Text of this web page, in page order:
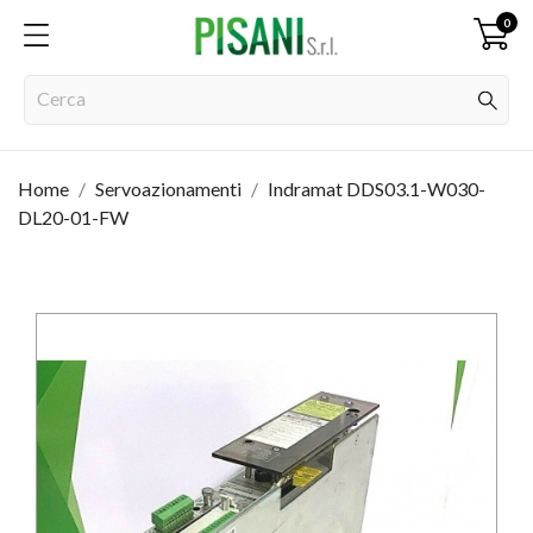
0
Home Servoazionamenti
Indramat DDS03.1-W030-
DL20-01-FW